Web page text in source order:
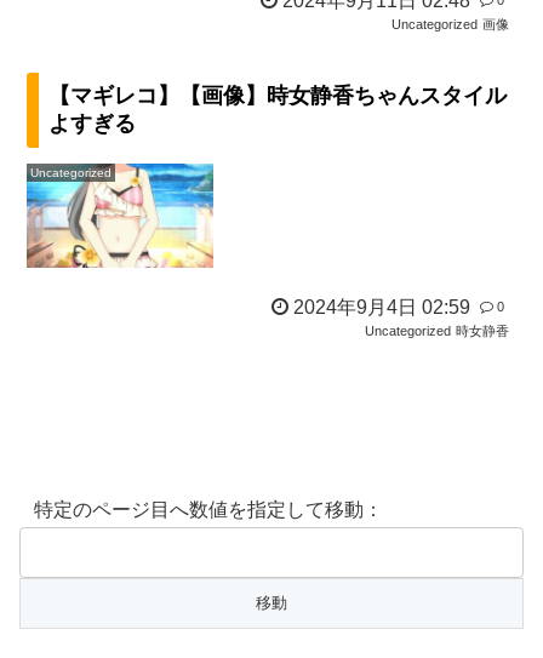
Uncategorized 画像
【マギレコ】【画像】時女静香ちゃんスタイル
よすぎる
Uncategorized
2024年9月4日 02:59
0
Uncategorized 時女静香
特定のページ目へ数値を指定して移動：